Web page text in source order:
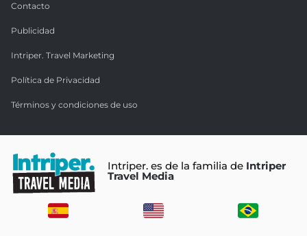
Contacto
Publicidad
Intriper. Travel Marketing
Política de Privacidad
Términos y condiciones de uso
Intriper. es de la familia de Intriper
Travel Media